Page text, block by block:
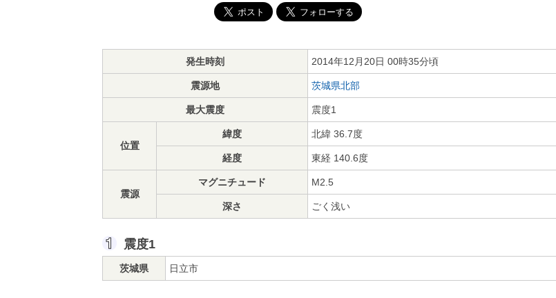
発生時刻 2014年12月20日 00時35分頃
震源地 茨城県北部
最大震度 震度1
位置
緯度 北緯 36.7度
経度 東経 140.6度
震源
マグニチュード M2.5
深さ ごく浅い
震度1
茨城県 日立市